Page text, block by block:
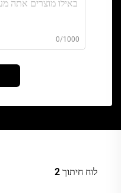
0/1000
לוח חיתוך 2